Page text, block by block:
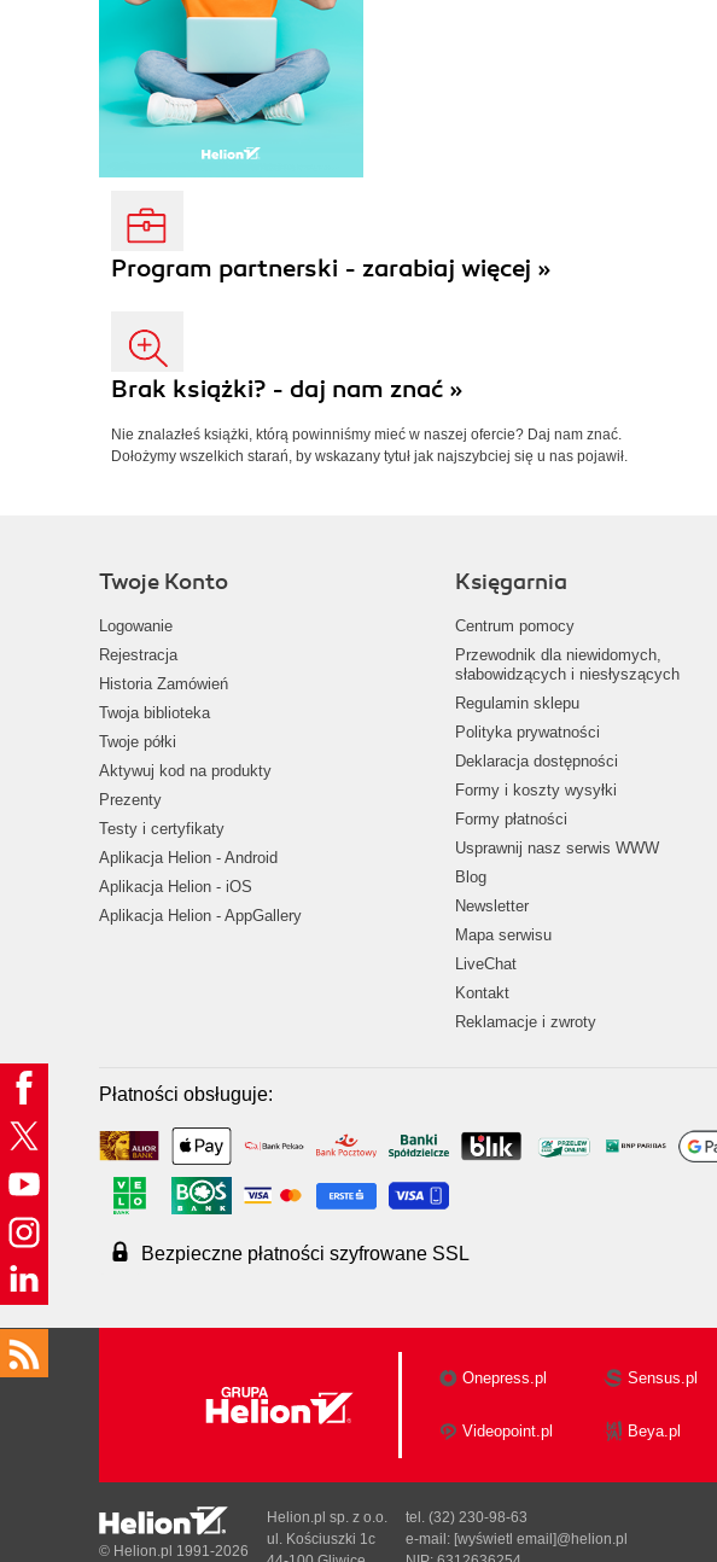
Program partnerski - zarabiaj więcej »
Brak książki? - daj nam znać »
Nie znalazłeś książki, którą powinniśmy mieć w naszej ofercie? Daj nam znać.
Dołożymy wszelkich starań, by wskazany tytuł jak najszybciej się u nas pojawił.
Twoje Konto
Logowanie
Rejestracja
Historia Zamówień
Twoja biblioteka
Twoje półki
Aktywuj kod na produkty
Prezenty
Testy i certyfikaty
Aplikacja Helion - Android
Aplikacja Helion - iOS
Aplikacja Helion - AppGallery
Księgarnia
Centrum pomocy
Przewodnik dla niewidomych,
słabowidzących i niesłyszących
Regulamin sklepu
Polityka prywatności
Deklaracja dostępności
Formy i koszty wysyłki
Formy płatności
Usprawnij nasz serwis WWW
Blog
Newsletter
Mapa serwisu
LiveChat
Kontakt
Reklamacje i zwroty
Płatności obsługuje:
Bezpieczne płatności szyfrowane SSL
Onepress.pl Sensus.pl
Videopoint.pl Beya.pl
© Helion.pl 1991-2026
Helion.pl sp. z o.o.
ul. Kościuszki 1c
tel. (32) 230-98-63
e-mail: [wyświetl email]@helion.pl